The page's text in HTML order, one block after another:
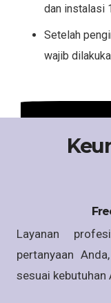
dan instalasi
Setelah
wajib
Layanan
pertanyaan
sesuai kebutuhan